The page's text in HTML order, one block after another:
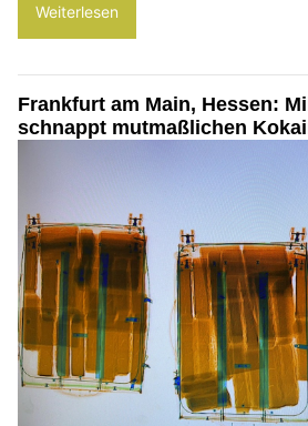
Weiterlesen
Frankfurt am Main, Hessen:
schnappt mutmaßlichen